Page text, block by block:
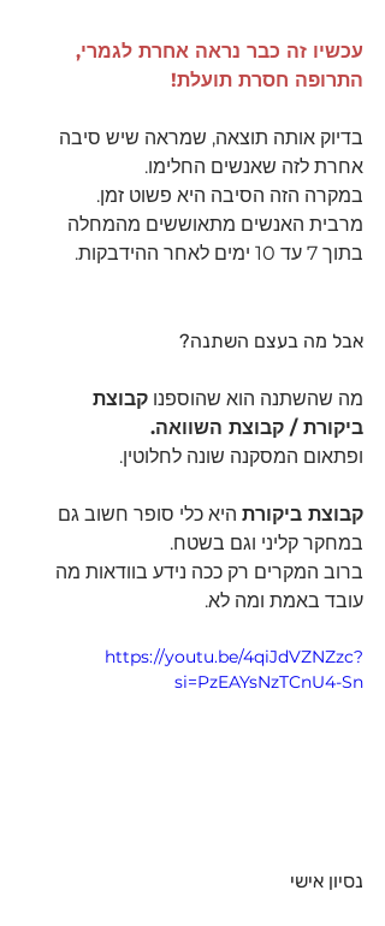
עכשיו זה כבר נראה אחרת לגמרי,
התרופה חסרת תועלת!
בדיוק אותה תוצאה, שמראה שיש סיבה
אחרת לזה שאנשים החלימו.
במקרה הזה הסיבה היא פשוט זמן.
מרבית האנשים מתאוששים מהמחלה
בתוך 7 עד 10 ימים לאחר ההידבקות.
אבל מה בעצם השתנה?
מה שהשתנה הוא שהוספנו קבוצת
ביקורת / קבוצת השוואה.
ופתאום המסקנה שונה לחלוטין.
קבוצת ביקורת היא כלי סופר חשוב גם
במחקר קליני וגם בשטח.
ברוב המקרים רק ככה נידע בוודאות מה
עובד באמת ומה לא.
https://youtu.be/4qiJdVZNZzc?
si=PzEAYsNzTCnU4-Sn
נסיון אישי